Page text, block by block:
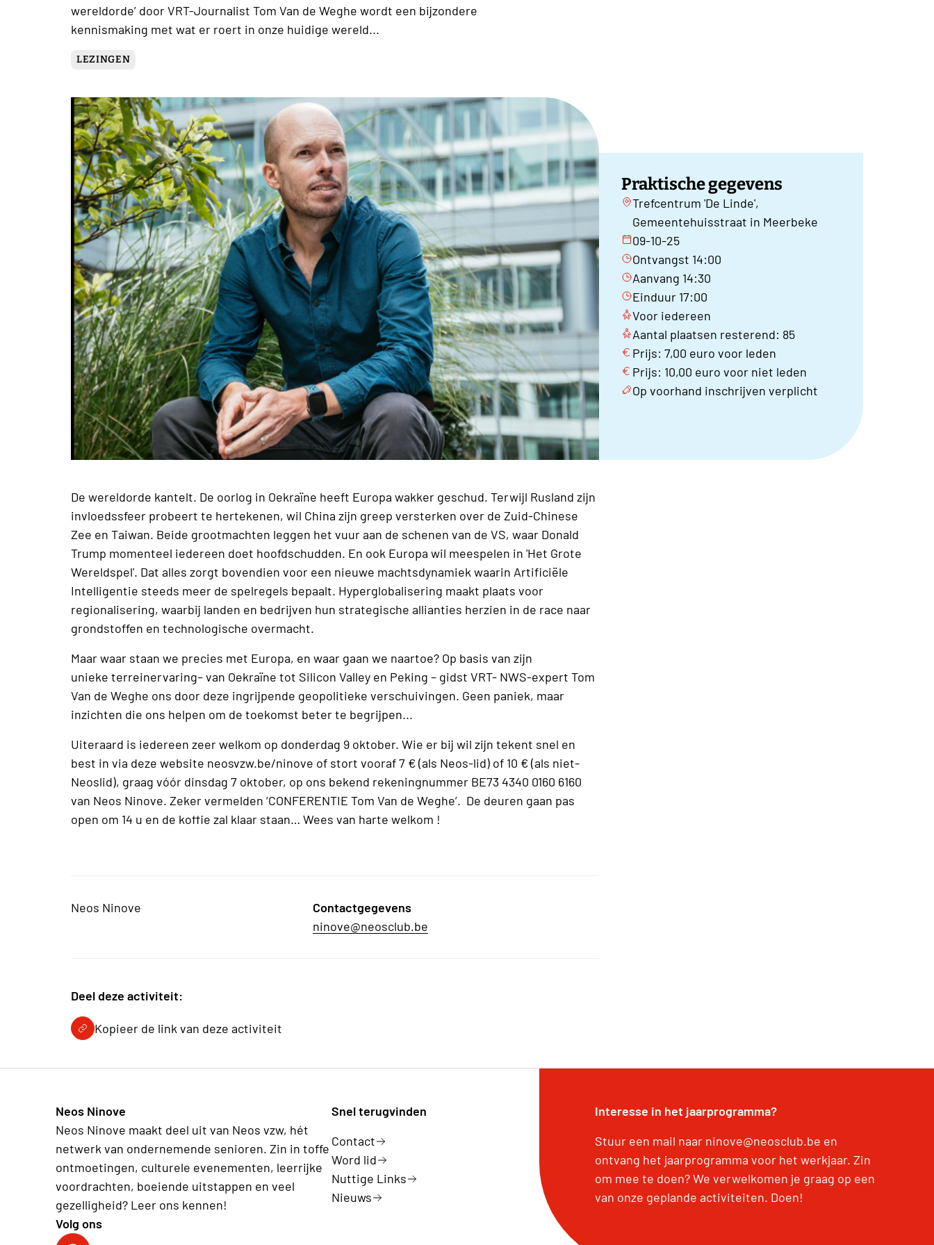
wereldorde’ door VRT-Journalist Tom Van de Weghe wordt een bijzondere
kennismaking met wat er roert in onze huidige wereld...
LEZINGEN
Praktische gegevens
Trefcentrum 'De Linde',
Gemeentehuisstraat in Meerbeke
09-10-25
Ontvangst 14:00
Aanvang 14:30
Einduur 17:00
Voor iedereen
Aantal plaatsen resterend: 85
Prijs: 7,00 euro voor leden
Prijs: 10,00 euro voor niet leden
Op voorhand inschrijven verplicht
De wereldorde kantelt. De oorlog in Oekraïne heeft Europa wakker geschud. Terwijl Rusland zijn
invloedssfeer probeert te hertekenen, wil China zijn greep versterken over de Zuid-Chinese
Zee en Taiwan. Beide grootmachten leggen het vuur aan de schenen van de VS, waar Donald
Trump momenteel iedereen doet hoofdschudden. En ook Europa wil meespelen in 'Het Grote
Wereldspel'. Dat alles zorgt bovendien voor een nieuwe machtsdynamiek waarin Artificiële
Intelligentie steeds meer de spelregels bepaalt. Hyperglobalisering maakt plaats voor
regionalisering, waarbij landen en bedrijven hun strategische allianties herzien in de race naar
grondstoffen en technologische overmacht.
Maar waar staan we precies met Europa, en waar gaan we naartoe? Op basis van zijn
unieke terreinervaring– van Oekraïne tot Silicon Valley en Peking – gidst VRT- NWS-expert Tom
Van de Weghe ons door deze ingrijpende geopolitieke verschuivingen. Geen paniek, maar
inzichten die ons helpen om de toekomst beter te begrijpen...
Uiteraard is iedereen zeer welkom op donderdag 9 oktober. Wie er bij wil zijn tekent snel en
best in via deze website neosvzw.be/ninove of stort vooraf 7 € (als Neos-lid) of 10 € (als niet-
Neoslid), graag vóór dinsdag 7 oktober, op ons bekend rekeningnummer BE73 4340 0160 6160
van Neos Ninove. Zeker vermelden ‘CONFERENTIE Tom Van de Weghe’. De deuren gaan pas
open om 14 u en de koffie zal klaar staan… Wees van harte welkom !
Neos Ninove
Contactgegevens
ninove@neosclub.be
Deel deze activiteit:
Kopieer de link van deze activiteit
Neos Ninove
Neos Ninove maakt deel uit van Neos vzw, hét
netwerk van ondernemende senioren. Zin in toffe
ontmoetingen, culturele evenementen, leerrijke
voordrachten, boeiende uitstappen en veel
gezelligheid? Leer ons kennen!
Volg ons
Snel terugvinden
Contact
Word lid
Nuttige Links
Nieuws
Interesse in het jaarprogramma?
Stuur een mail naar ninove@neosclub.be en
ontvang het jaarprogramma voor het werkjaar. Zin
om mee te doen? We verwelkomen je graag op een
van onze geplande activiteiten. Doen!